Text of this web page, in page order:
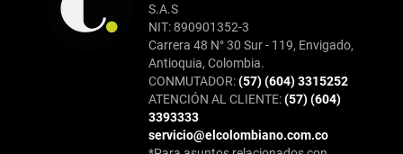
S.A.S
NIT: 890901352-3
Carrera 48 N° 30 Sur - 119, Envigado,
Antioquia, Colombia.
CONMUTADOR:(57) (604) 3315252
ATENCIÓN AL CLIENTE:(57) (604)
3393333
servicio@elcolombiano.com.co